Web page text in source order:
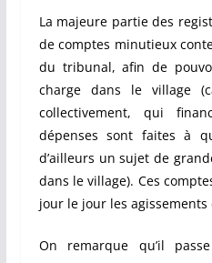
La majeure partie des
de comptes minutieux
du tribunal, afin de
charge dans le village
collectivement, qui
dépenses sont faites à
d’ailleurs un sujet de
dans le village). Ces
jour le jour les agissements
On remarque qu’il